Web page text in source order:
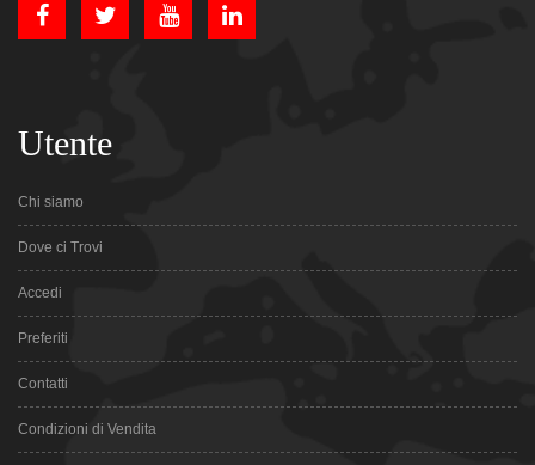
Utente
Chi siamo
Dove ci Trovi
Accedi
Preferiti
Contatti
Condizioni di Vendita